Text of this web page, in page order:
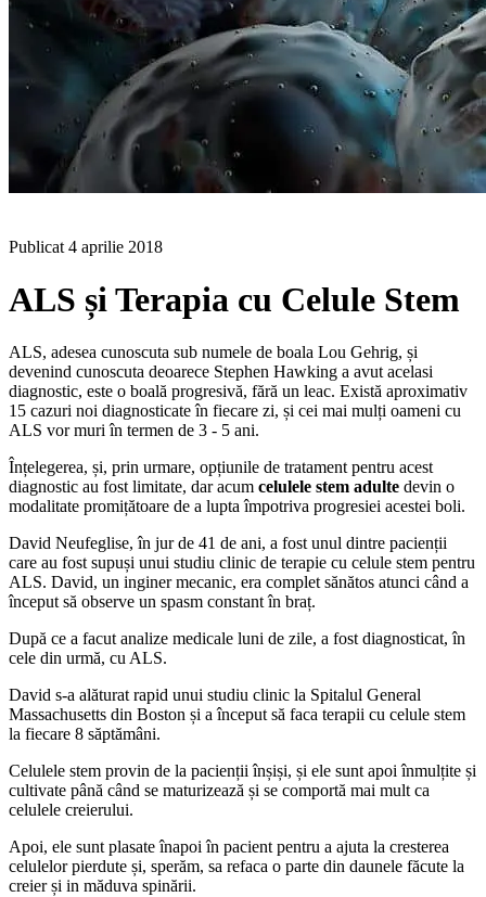
Publicat 4 aprilie 2018
ALS și Terapia cu Celule Stem
ALS, adesea cunoscuta sub numele de boala Lou Gehrig, și
devenind cunoscuta deoarece Stephen Hawking a avut acelasi
diagnostic, este o boală progresivă, fără un leac. Există aproximativ
15 cazuri noi diagnosticate în fiecare zi, și cei mai mulți oameni cu
ALS vor muri în termen de 3 - 5 ani.
Înțelegerea, și, prin urmare, opțiunile de tratament pentru acest
diagnostic au fost limitate, dar acum celulele stem adulte devin o
modalitate promițătoare de a lupta împotriva progresiei acestei boli.
David Neufeglise, în jur de 41 de ani, a fost unul dintre pacienții
care au fost supuși unui studiu clinic de terapie cu celule stem pentru
ALS. David, un inginer mecanic, era complet sănătos atunci când a
început să observe un spasm constant în braț.
După ce a facut analize medicale luni de zile, a fost diagnosticat, în
cele din urmă, cu ALS.
David s-a alăturat rapid unui studiu clinic la Spitalul General
Massachusetts din Boston și a început să faca terapii cu celule stem
la fiecare 8 săptămâni.
Celulele stem provin de la pacienții înșiși, și ele sunt apoi înmulțite și
cultivate până când se maturizează și se comportă mai mult ca
celulele creierului.
Apoi, ele sunt plasate înapoi în pacient pentru a ajuta la cresterea
celulelor pierdute și, sperăm, sa refaca o parte din daunele făcute la
creier și in măduva spinării.